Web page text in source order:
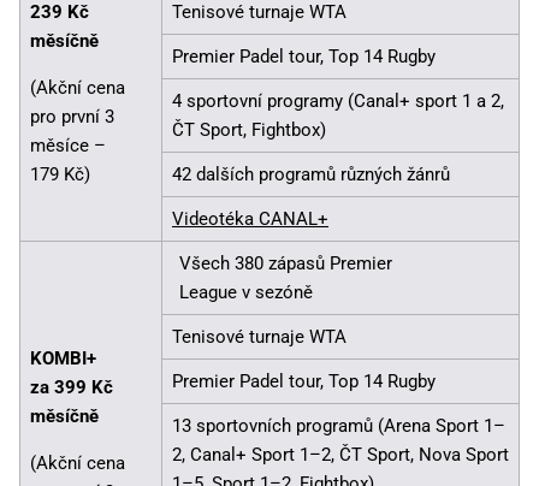
239 Kč
měsíčně
(Akční cena
pro první 3
měsíce –
179 Kč)
Tenisové turnaje WTA
Premier Padel tour, Top 14 Rugby
4 sportovní programy (Canal+ sport 1 a 2,
ČT Sport, Fightbox)
42 dalších programů různých žánrů
Videotéka CANAL+
KOMBI+
za 399 Kč
měsíčně
(Akční cena
Všech 380 zápasů Premier
League v sezóně
Tenisové turnaje WTA
Premier Padel tour, Top 14 Rugby
13 sportovních programů (Arena Sport 1–
2, Canal+ Sport 1–2, ČT Sport, Nova Sport